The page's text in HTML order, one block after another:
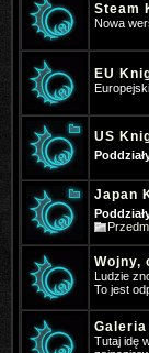
Steam
Nowa
EU
US
Japan
Wojny,
Ludzie
To jest
Galeria
Tutaj idę